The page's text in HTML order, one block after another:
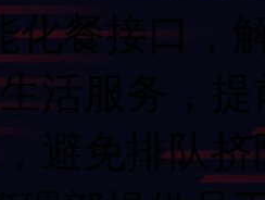
能化餐接口
服务，
，避免排队